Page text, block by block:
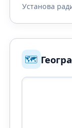
Установа
🗺️